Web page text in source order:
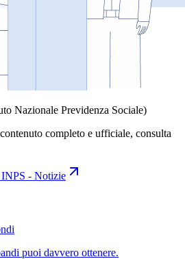
Nazionale Previdenza Sociale)
completo e ufficiale, consulta
INPS - Notizie
puoi davvero ottenere.